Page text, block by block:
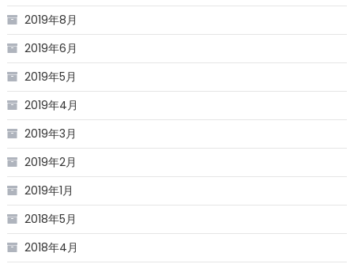
2019年8月
2019年6月
2019年5月
2019年4月
2019年3月
2019年2月
2019年1月
2018年5月
2018年4月